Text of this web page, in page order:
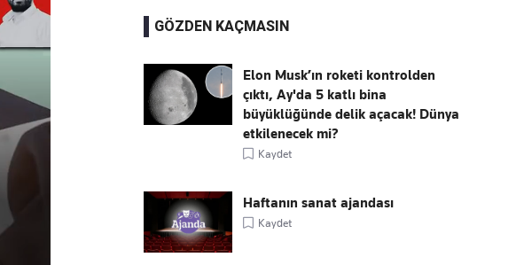
GÖZDEN KAÇMASIN
Elon Musk’ın roketi kontrolden
çıktı, Ay'da 5 katlı bina
büyüklüğünde delik açacak! Dünya
etkilenecek mi?
Kaydet
Haftanın sanat ajandası
Kaydet